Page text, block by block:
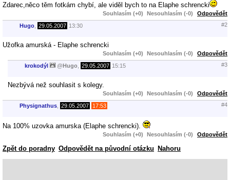
Zdarec,něco těm fotkám chybí, ale viděl bych to na Elaphe schrencki
Souhlasím (+0) Nesouhlasím (-0) Odpovědět
Hugo 29.05.2007 13:30 #2
Užofka amurská - Elaphe schrencki
Souhlasím (+0) Nesouhlasím (-0) Odpovědět
krokodýl @Hugo 29.05.2007 15:15 #3
Nezbývá než souhlasit s kolegy.
Souhlasím (+0) Nesouhlasím (-0) Odpovědět
Physignathus 29.05.2007 17:53 #4
Na 100% uzovka amurska (Elaphe schrencki).
Souhlasím (+0) Nesouhlasím (-0) Odpovědět
Zpět do poradny Odpovědět na původní otázku Nahoru